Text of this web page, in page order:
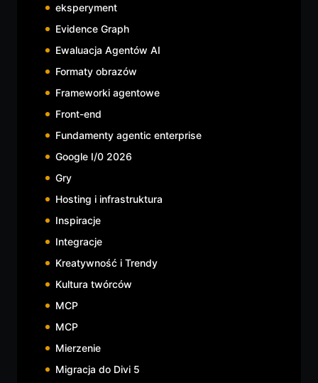
eksperyment
Evidence Graph
Ewaluacja Agentów AI
Formaty obrazów
Frameworki agentowe
Front-end
Fundamenty agentic enterprise
Google I/0 2026
Gry
Hosting i infrastruktura
Inspiracje
Integracje
Kreatywność i Trendy
Kultura twórców
MCP
MCP
Mierzenie
Migracja do Divi 5